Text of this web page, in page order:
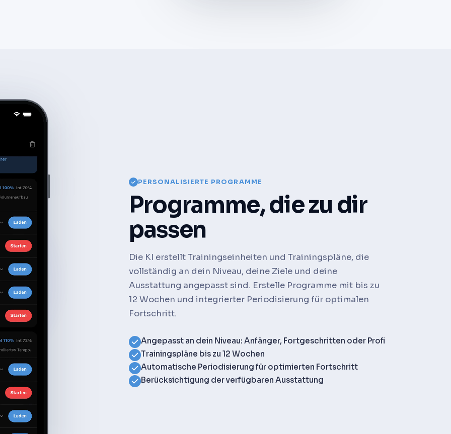
PERSONALISIERTE PROGRAMME
Programme, die zu dir
passen
Die KI erstellt Trainingseinheiten und Trainingspläne, die
vollständig an dein Niveau, deine Ziele und deine
Ausstattung angepasst sind. Erstelle Programme mit bis zu
12 Wochen und integrierter Periodisierung für optimalen
Fortschritt.
Angepasst an dein Niveau: Anfänger, Fortgeschritten oder Profi
Trainingspläne bis zu 12 Wochen
Automatische Periodisierung für optimierten Fortschritt
Berücksichtigung der verfügbaren Ausstattung